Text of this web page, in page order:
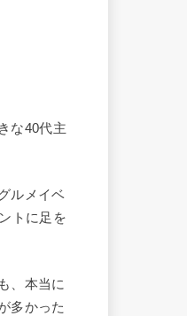
な40代主
ルメイベ
トに足を
、本当に
多かった